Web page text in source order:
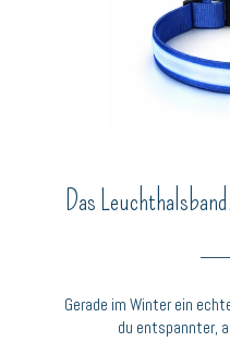
Das
Gerade im Winter ein
du entspannter,